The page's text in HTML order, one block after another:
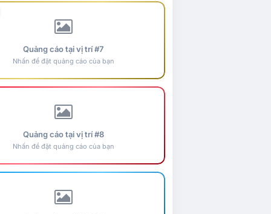
Quảng cáo tại vị trí #7
Nhấn để đặt quảng cáo của bạn
Quảng cáo tại vị trí #8
Nhấn để đặt quảng cáo của bạn